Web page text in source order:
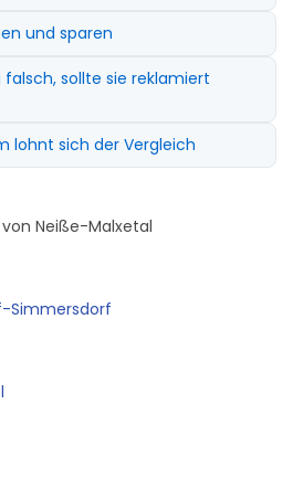
und sparen
sollte sie reklamiert
lohnt sich der Vergleich
Neiße-Malxetal
Simmersdorf